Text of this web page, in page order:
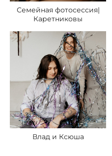
Семейная фотосессия|
Каретниковы
Влад и Ксюша